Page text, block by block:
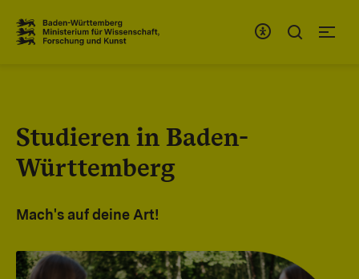
Studieren in Baden-
Württemberg
Mach's auf deine Art!